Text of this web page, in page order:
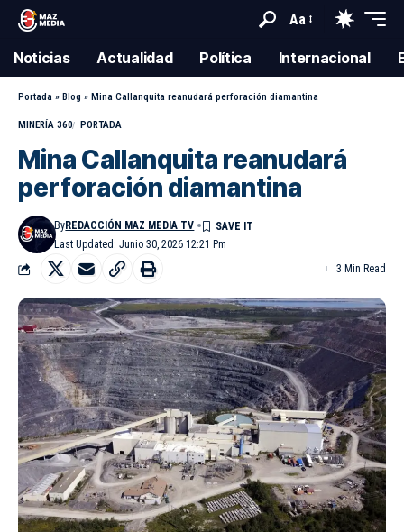
Aa
Noticias Actualidad Política Internacional
Portada » Blog » Mina Callanquita reanudará perforación diamantina
MINERÍA 360 PORTADA
Mina Callanquita reanudará
perforación diamantina
Last Updated: Junio 30, 2026 12:21 Pm
ByREDACCIÓN MAZ MEDIA TV
3 Min Read